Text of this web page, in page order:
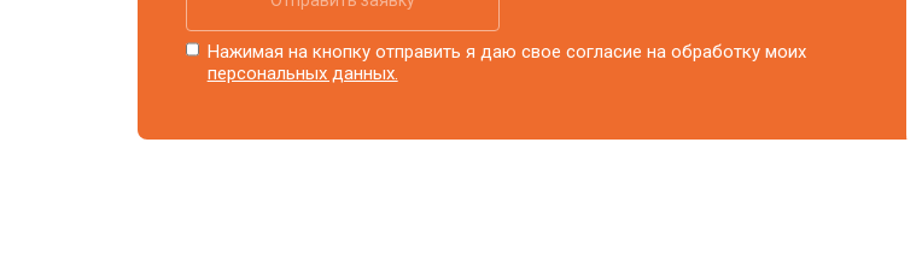
Нажимая на кнопку отправить я даю свое согласие на обработку моих
персональных данных.